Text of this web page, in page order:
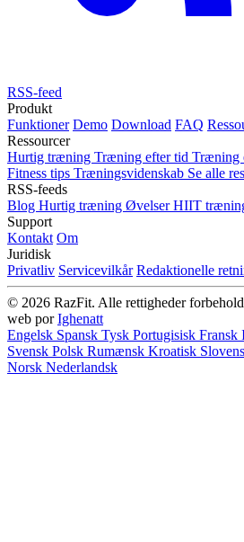
RSS-feed
Produkt
Funktioner Demo Download FAQ
Ressourcer
Hurtig træning Træning efter tid Træning
Fitness tips Træningsvidenskab Se alle
RSS-feeds
Blog Hurtig træning ØvelserHIIT
Support
Kontakt Om
Juridisk
Privatliv Servicevilkår Redaktionelle
© 2026 RazFit. Alle rettigheder
web porIghenatt
Engelsk Spansk Tysk Portugisisk Fransk
Svensk Polsk Rumænsk Kroatisk
Norsk Nederlandsk